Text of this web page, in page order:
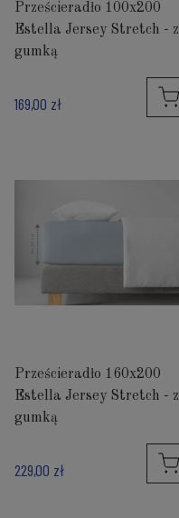
Prześcieradło 100x200
Estella Jersey Stretch - z
gumką
169,00 zł
Prześcieradło 160x200
Estella Jersey Stretch - z
gumką
229,00 zł